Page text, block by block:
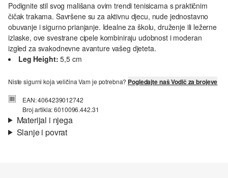
Podignite stil svog mališana ovim trendi tenisicama s praktičnim
čičak trakama. Savršene su za aktivnu djecu, nude jednostavno
obuvanje i sigurno prianjanje. Idealne za školu, druženje ili ležerne
izlaske, ove svestrane cipele kombiniraju udobnost i moderan
izgled za svakodnevne avanture vašeg djeteta.
Leg Height: 5,5 cm
Niste sigurni koja veličina Vam je potrebna? Pogledajte naš Vodič za brojeve
EAN: 4064239012742
Broj artikla: 6010096.442.31
Materijal i njega
Slanje i povrat